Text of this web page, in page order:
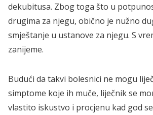
dekubitusa. Zbog toga što u
drugima za njegu, obično je nužno
smještanje u ustanove za njegu. S
zanijeme.
Budući da takvi bolesnici ne mogu
simptome koje ih muče, liječnik se
vlastito iskustvo i procjenu kad god